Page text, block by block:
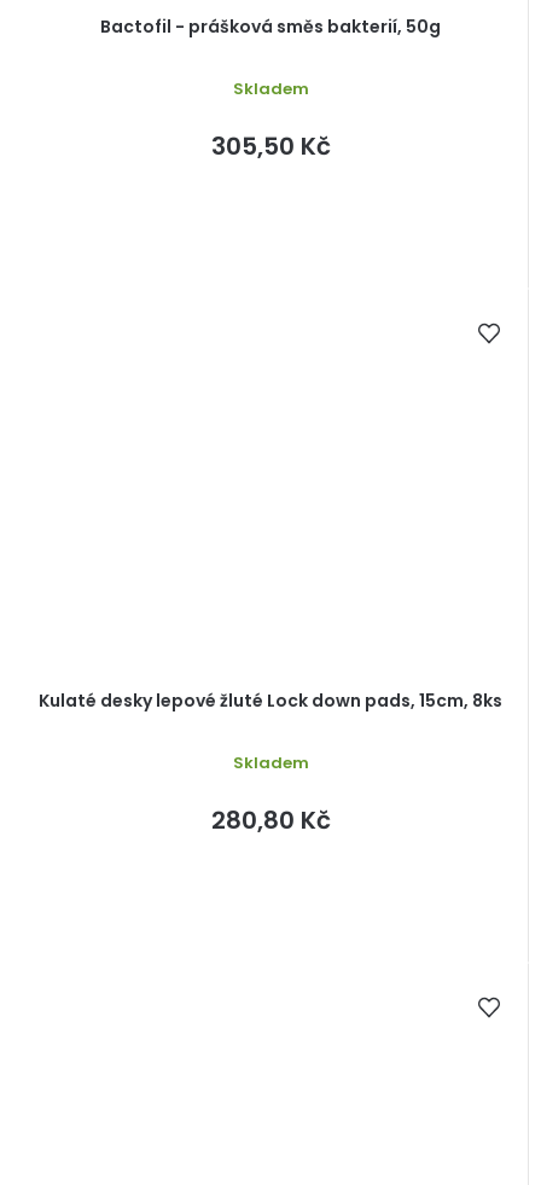
Bactofil - prášková směs bakterií, 50g
Skladem
305,50 Kč
Kulaté desky lepové žluté Lock down pads, 15cm, 8ks
Skladem
280,80 Kč